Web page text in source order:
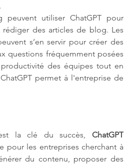
peuvent utiliser ChatGPT pour
des articles de blog. Les
s’en servir pour créer des
questions fréquemment posées
des équipes tout en
permet à l'entreprise de
la clé du succès, ChatGPT
les entreprises cherchant à
du contenu, proposer des